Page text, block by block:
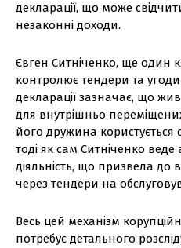
декларації, що може
незаконні доходи.
Євген Ситніченко, ще один
контролює тендери та угоди
декларації зазначає, що
для внутрішньо
його дружина
тоді як сам Ситніченко
діяльність, що призвела до
через тендери на
Весь цей механізм
потребує детального